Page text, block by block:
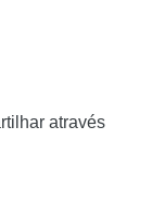
através